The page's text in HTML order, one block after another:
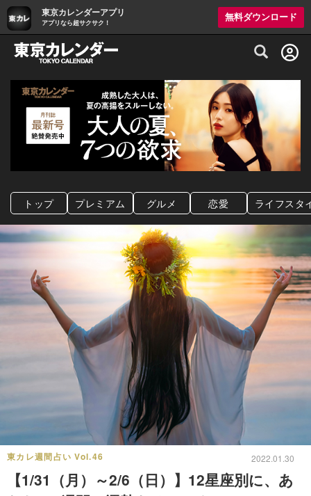
東京カレンダーアプリ
アプリなら超サクサク！
無料ダウンロード
グルメ情報・プレミアムレストラン予約
トップ プレミアム グルメ 恋愛 ライフスタ
東カレ週間占い Vol.46 2022.01.30
【1/31（月）～2/6（日）】12星座別に、あ